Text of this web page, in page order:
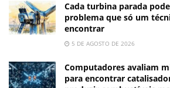
Cada turbina parada
problema que só um
encontrar
5 DE AGOSTO DE 2026
Computadores avaliam
para encontrar